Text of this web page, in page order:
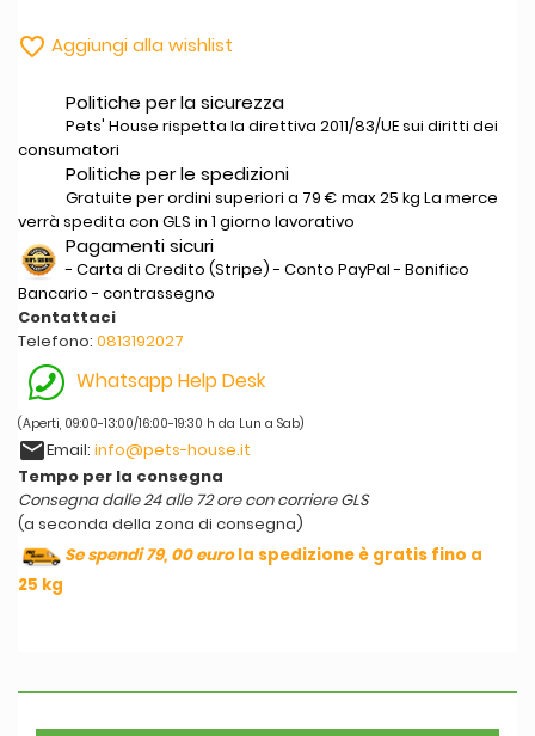
 Aggiungi alla wishlist
Politiche per la sicurezza
Pets' House rispetta la direttiva 2011/83/UE sui diritti dei
consumatori
Politiche per le spedizioni
Gratuite per ordini superiori a 79 € max 25 kg La merce
verrà spedita con GLS in 1 giorno lavorativo
Pagamenti sicuri
- Carta di Credito (Stripe) - Conto PayPal - Bonifico
Bancario - contrassegno
Contattaci
Telefono: 0813192027
Whatsapp Help Desk
(Aperti, 09:00-13:00/16:00-19:30 h da Lun a Sab)
emailEmail: info@pets-house.it
Tempo per la consegna
Consegna dalle 24 alle 72 ore con corriere GLS
(a seconda della zona di consegna)
Se spendi 79, 00 eurola spedizione è gratis fino a
25 kg